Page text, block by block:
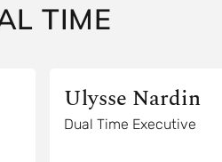
TIME
Ulysse Nardin
Dual Time Executive